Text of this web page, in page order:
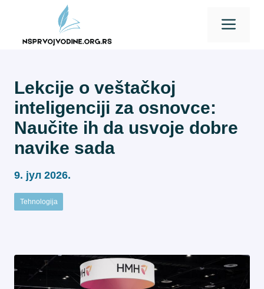
content
Lekcije o veštačkoj
inteligenciji za osnovce:
Naučite ih da usvoje dobre
navike sada
9. јул 2026.
Tehnologija